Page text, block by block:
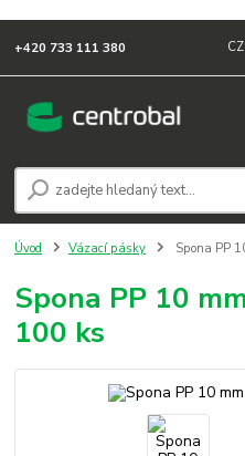
+420 733 111 380
Úvod Vázací pásky Spona PP
Spona PP 10
100 ks